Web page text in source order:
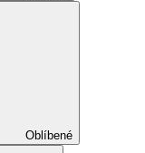
Oblíbené